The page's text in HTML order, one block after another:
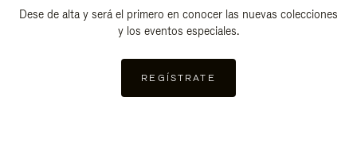
Dese de alta y será el primero en conocer las nuevas colecciones
y los eventos especiales.
REGÍSTRATE